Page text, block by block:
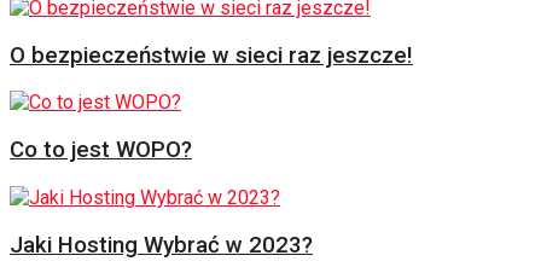
O bezpieczeństwie w sieci raz jeszcze!
Co to jest WOPO?
Jaki Hosting Wybrać w 2023?